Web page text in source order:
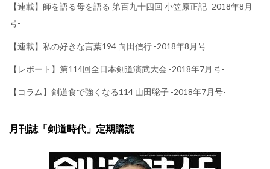
【連載】師を語る母を語る 第百九十四回 小笠原正記 -2018年8月
号-
【連載】私の好きな言葉194 向田信行 -2018年8月号
【レポート】第114回全日本剣道演武大会 -2018年7月号-
【コラム】剣道食で強くなる114 山田聡子 -2018年7月号-
月刊誌「剣道時代」定期購読